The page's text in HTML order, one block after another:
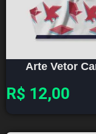
Arte Vetor
R$ 12,00